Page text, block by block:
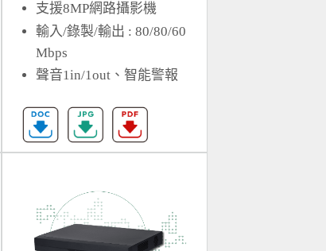
支援8MP網路攝影機
輸入/錄製/輸出 : 80/80/60
Mbps
聲音1in/1out、智能警報